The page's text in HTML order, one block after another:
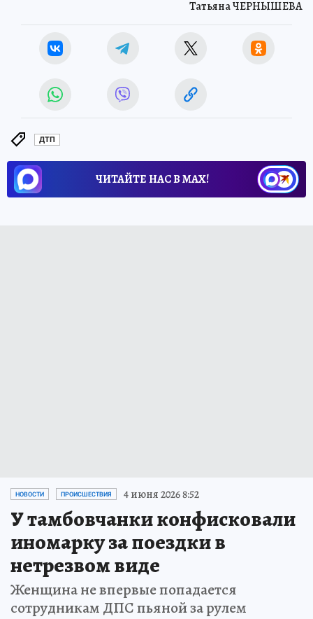
Татьяна ЧЕРНЫШЕВА
ДТП
ЧИТАЙТЕ НАС В МАХ!
НОВОСТИ ПРОИСШЕСТВИЯ 4 июня 2026 8:52
У тамбовчанки конфисковали
иномарку за поездки в
нетрезвом виде
Женщина не впервые попадается
сотрудникам ДПС пьяной за рулем